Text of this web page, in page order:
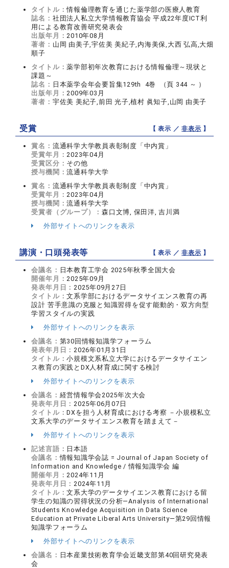
タイトル：情報倫理教育を通じた薬学部の医療人教育
誌名： 社団法人私立大学情報教育協会 平成22年度ICT利
用による教育改善研究発表会
出版年月：2010年08月
著者： 山岡 由美子,宇佐美 美紀子,内海美保,大西 弘高,大畑
順子
タイトル：薬学部初年次教育における情報倫理～現状と
課題～
誌名： 日本薬学会年会要旨集129th 4巻 （頁 344 ～ ）
出版年月：2009年03月
著者： 宇佐美 美紀子,前田 光子,植村 眞知子,山岡 由美子
受賞 【 表示 ／非表示 】
賞名： 流通科学大学教員表彰制度「中内賞」
受賞年月：2023年04月
受賞区分： その他
授与機関：流通科学大学
賞名： 流通科学大学教員表彰制度「中内賞」
受賞年月：2023年04月
授与機関：流通科学大学
受賞者（グループ）：森口文博, 保田洋, 吉川満
外部サイトへのリンクを表示
講演・口頭発表等 【 表示 ／非表示 】
会議名： 日本教育工学会 2025年秋季全国大会
開催年月：2025年09月
発表年月日：2025年09月27日
タイトル：文系学部におけるデータサイエンス教育の再
設計 苦手意識の克服と知識習得を促す能動的・双方向型
学習スタイルの実践
外部サイトへのリンクを表示
会議名： 第30回情報知識学フォーラム
発表年月日：2026年01月31日
タイトル：小規模文系私立大学におけるデータサイエン
ス教育の実践とDX人材育成に関する検討
外部サイトへのリンクを表示
会議名： 経営情報学会2025年次大会
発表年月日：2025年06月07日
タイトル：DXを担う人材育成における考察 －小規模私立
文系大学のデータサイエンス教育を踏まえて－
外部サイトへのリンクを表示
記述言語： 日本語
会議名：情報知識学会誌 = Journal of Japan Society of
Information and Knowledge / 情報知識学会 編
開催年月：2024年11月
発表年月日：2024年11月
タイトル：文系大学のデータサイエンス教育における留
学生の知識の習得状況の分析—Analysis of International
Students Knowledge Acquisition in Data Science
Education at Private Liberal Arts University—第29回情報
知識学フォーラム
外部サイトへのリンクを表示
会議名： 日本産業技術教育学会近畿支部第40回研究発表
会